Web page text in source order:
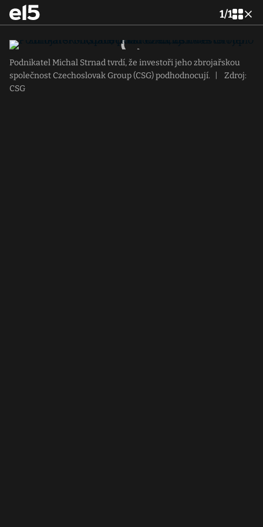
1/1
Podnikatel Michal Strnad tvrdí, že investoři jeho zbrojařskou
společnost Czechoslovak Group (CSG) podhodnocují.
Zdroj:
CSG